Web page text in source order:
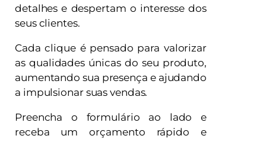
detalhes e despertam o interesse dos
seus clientes.
Cada clique é pensado para valorizar
as qualidades únicas do seu produto,
aumentando sua presença e ajudando
a impulsionar suas vendas.
Preencha o formulário ao lado e
receba um orçamento rápido e